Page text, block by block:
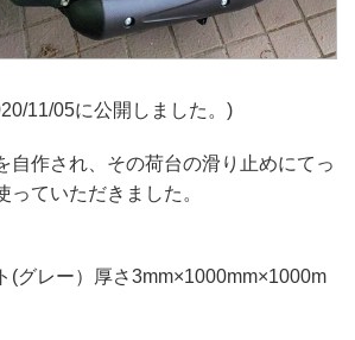
11/05に公開しました。)
自作され、その荷台の滑り止めにてっ
っていただきました。
(グレー）
厚さ3mm×1000mm×1000m